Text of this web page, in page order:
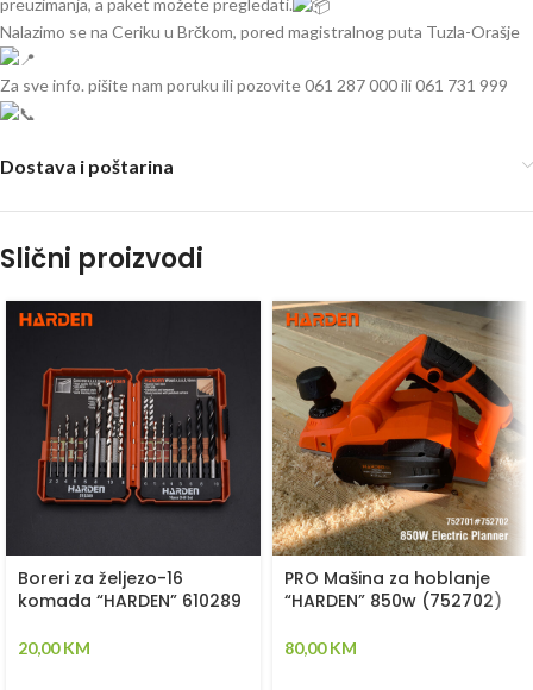
Nalazimo se na Ceriku u Brčkom, pored magistralnog puta Tuzla-Orašje
Za sve info. pišite nam poruku ili pozovite 061 287 000 ili 061 731 999
Dostava i poštarina
Slični proizvodi
Boreri za željezo-16
komada “HARDEN” 610289
20,00KM
PRO Mašina za hoblanje
“HARDEN” 850w (752702)
80,00KM